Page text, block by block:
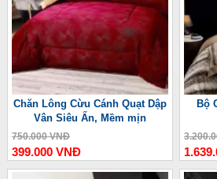
Chăn Lông Cừu Cánh Quạt Dập
Vân Siêu Ấn, Mềm mịn
750.000 VNĐ
399.000 VNĐ
Bộ